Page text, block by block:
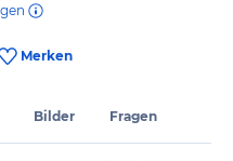
Merken
Bilder Fragen